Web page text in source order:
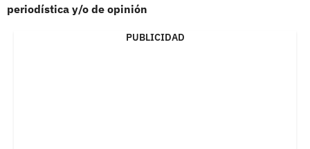
periodística y/o de opinión
PUBLICIDAD